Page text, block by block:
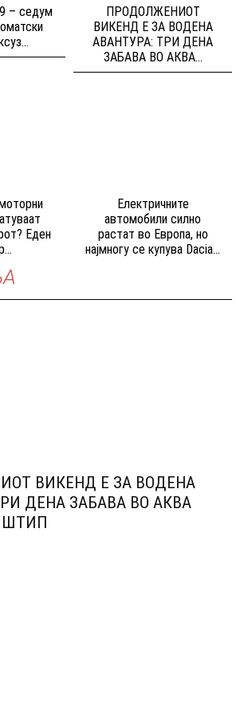
– седум
ПРОДОЛЖЕНИОТ
ВИКЕНД Е ЗА ВОДЕНА
АВАНТУРА: ТРИ ДЕНА
ЗАБАВА ВО АКВА...
Еден
Електричните
автомобили силно
растат во Европа, но
најмногу се купува Dacia...
ВИКЕНД Е ЗА ВОДЕНА
ДЕНА ЗАБАВА ВО АКВА